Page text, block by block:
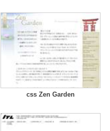
css Zen Garden